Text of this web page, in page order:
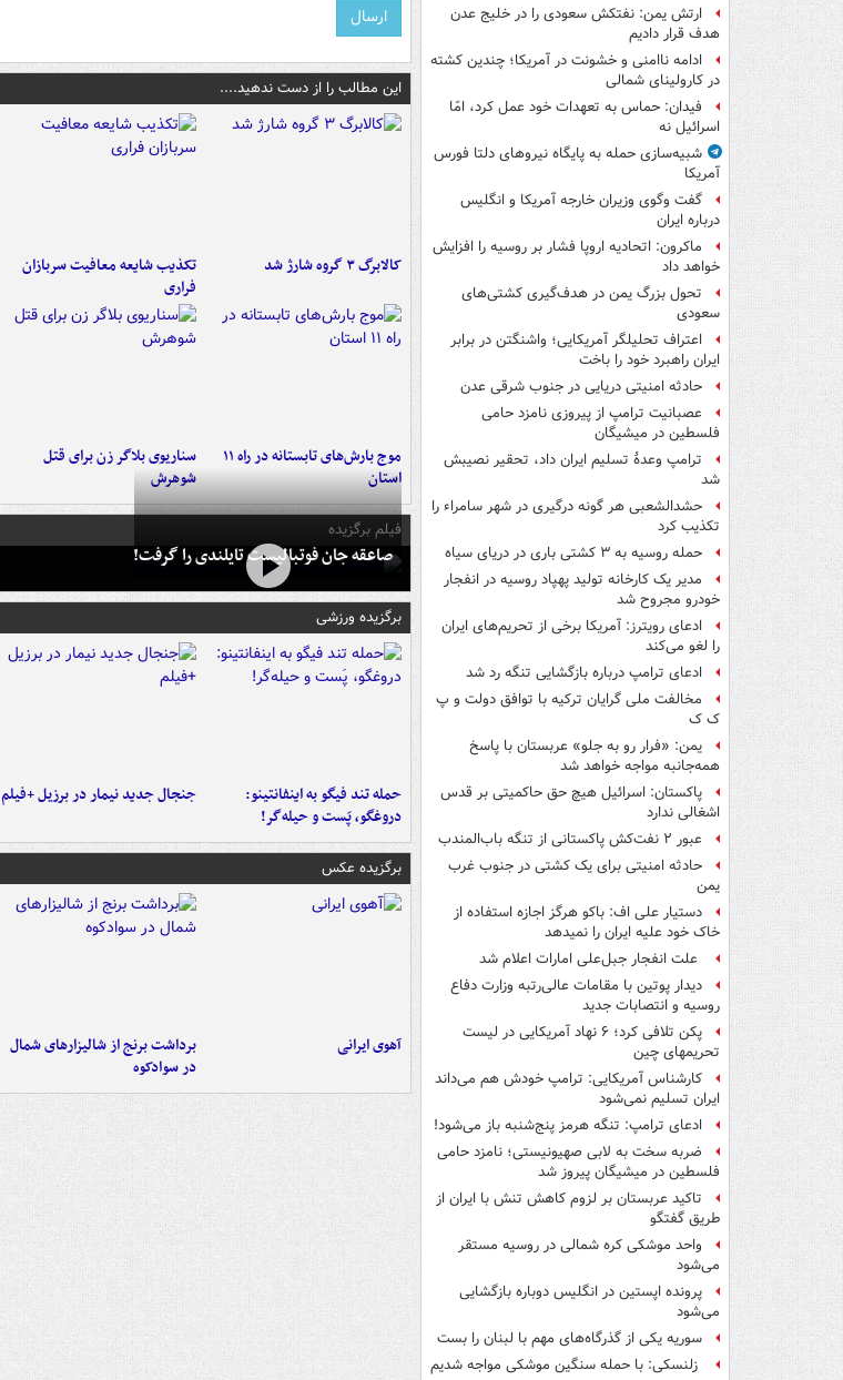
ارتش یمن: نفتکش سعودی را در خلیج عدن
هدف قرار دادیم
ادامه ناامنی و خشونت در آمریکا؛ چندین کشته
در کارولینای شمالی
فیدان: حماس به تعهدات خود عمل کرد، امّا
اسرائیل نه
شبیه‌سازی حمله به پایگاه نیروهای دلتا فورس
آمریکا
گفت وگوی وزیران خارجه آمریکا و انگلیس
درباره ایران
ماکرون: اتحادیه اروپا فشار بر روسیه را افزایش
خواهد داد
تحول بزرگ یمن در هدف‌گیری کشتی‌های
سعودی
اعتراف تحلیلگر آمریکایی؛ واشنگتن در برابر
ایران راهبرد خود را باخت
حادثه امنیتی دریایی در جنوب شرقی عدن
عصبانیت ترامپ از پیروزی نامزد حامی
فلسطین در میشیگان
ترامپ وعدۀ تسلیم ایران داد، تحقیر نصیبش
شد
حشدالشعبی هر گونه درگیری در شهر سامراء را
تکذیب کرد
حمله روسیه به ۳ کشتی باری در دریای سیاه
مدیر یک کارخانه تولید پهپاد روسیه در انفجار
خودرو مجروح شد
ادعای رویترز: آمریکا برخی از تحریم‌های ایران
را لغو می‌کند
ادعای ترامپ درباره بازگشایی تنگه رد شد
مخالفت ملی گرایان ترکیه با توافق دولت و پ
ک ک
یمن: «فرار رو به جلو» عربستان با پاسخ
همه‌جانبه‌ مواجه خواهد شد
پاکستان: اسرائیل هیچ حق حاکمیتی بر قدس
اشغالی ندارد
عبور ۲ نفت‌کش پاکستانی از تنگه باب‌المندب
حادثه امنیتی برای یک کشتی در جنوب غرب
یمن
دستیار علی اف: باکو هرگز اجازه استفاده از
خاک خود علیه ایران را نمیدهد
علت انفجار جبل‌علی امارات اعلام شد
دیدار پوتین با مقامات عالی‌رتبه وزارت دفاع
روسیه و انتصابات جدید
پکن تلافی کرد؛ ۶ نهاد آمریکایی در لیست
تحریمهای چین
کارشناس آمریکایی: ترامپ خودش هم می‌داند
ایران تسلیم نمی‌شود
ادعای ترامپ: تنگه هرمز پنج‌شنبه باز می‌شود!
ضربه سخت به لابی صهیونیستی؛ نامزد حامی
فلسطین در میشیگان پیروز شد
تاکید عربستان بر لزوم کاهش تنش با ایران از
طریق گفتگو
واحد موشکی کره شمالی در روسیه مستقر
می‌شود
پرونده اپستین در انگلیس دوباره بازگشایی
می‌شود
سوریه یکی از گذرگاه‌های مهم با لبنان را بست
زلنسکی: با حمله سنگین موشکی مواجه شدیم
این مطالب را از دست ندهید....
کالابرگ ۳ گروه شارژ شد
تکذیب شایعه معافیت سربازان
فراری
موج بارش‌های تابستانه در راه ۱۱
استان
سناریوی بلاگر زن برای قتل
شوهرش
فیلم برگزیده
صاعقه جان فوتبالیست تایلندی را گرفت!
برگزیده ورزشی
حمله تند فیگو به اینفانتینو:
دروغگو، پَست‌ و حیله‌گر!
جنجال جدید نیمار در برزیل +فیلم
برگزیده عکس
آهوی ایرانی
برداشت برنج از شالیزارهای شمال
در سوادکوه